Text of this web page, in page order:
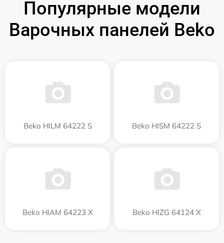
Популярные модели
Варочных панелей Beko
Beko HILM 64222 S Beko HISM 64222 S
Beko HIAM 64223 X Beko HIZG 64124 X